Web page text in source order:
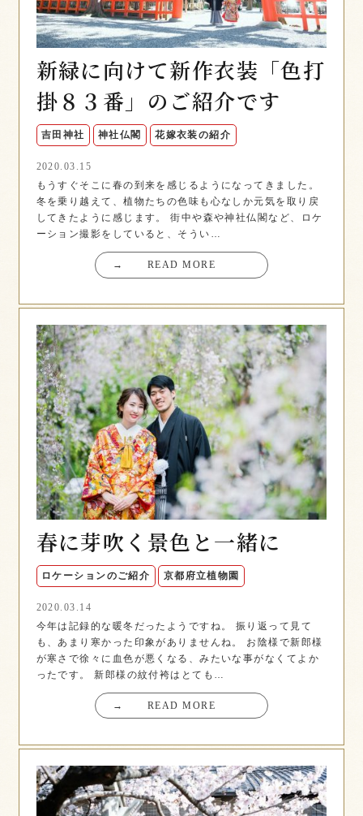
新緑に向けて新作衣装「色打
掛８３番」のご紹介です
吉田神社 神社仏閣 花嫁衣装の紹介
2020.03.15
もうすぐそこに春の到来を感じるようになってきました。
冬を乗り越えて、植物たちの色味も心なしか元気を取り戻
してきたように感じます。 街中や森や神社仏閣など、ロケ
ーション撮影をしていると、そうい…
→ READ MORE
春に芽吹く景色と一緒に
ロケーションのご紹介 京都府立植物園
2020.03.14
今年は記録的な暖冬だったようですね。 振り返って見て
も、あまり寒かった印象がありませんね。 お陰様で新郎様
が寒さで徐々に血色が悪くなる、みたいな事がなくてよか
ったです。 新郎様の紋付袴はとても…
→ READ MORE